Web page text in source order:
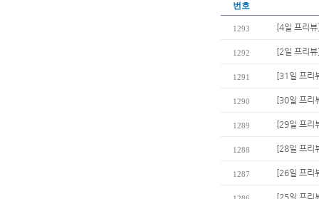
번호
1293 [4일 프리
1292 [2일 프리
1291 [31일 프리
1290 [30일 프리
1289 [29일 프리
1288 [28일 프리
1287 [26일 프리
[25일 프리